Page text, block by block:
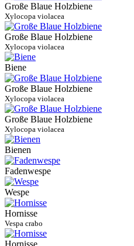
Große Blaue Holzbiene
Xylocopa violacea
Große Blaue Holzbiene
Xylocopa violacea
Biene
Große Blaue Holzbiene
Xylocopa violacea
Große Blaue Holzbiene
Xylocopa violacea
Bienen
Fadenwespe
Wespe
Hornisse
Vespa crabo
Hornisse